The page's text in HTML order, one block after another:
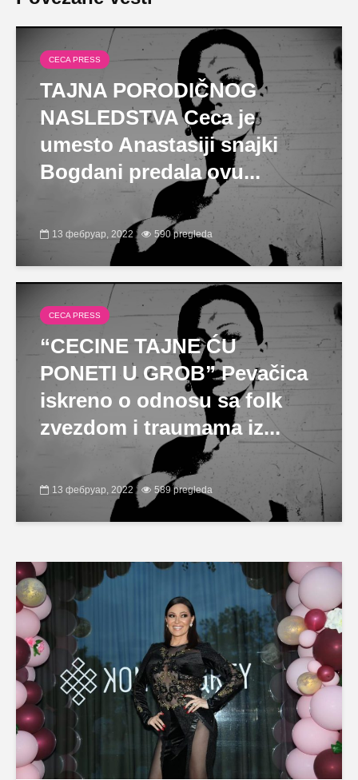
CECA PRESS
TAJNA PORODIČNOG
NASLEDSTVA Ceca je
umesto Anastasiji snajki
Bogdani predala ovu...
13 фебруар, 2022 590 pregleda
CECA PRESS
“CECINE TAJNE ĆU
PONETI U GROB” Pevačica
iskreno o odnosu sa folk
zvezdom i traumama iz...
13 фебруар, 2022 589 pregleda